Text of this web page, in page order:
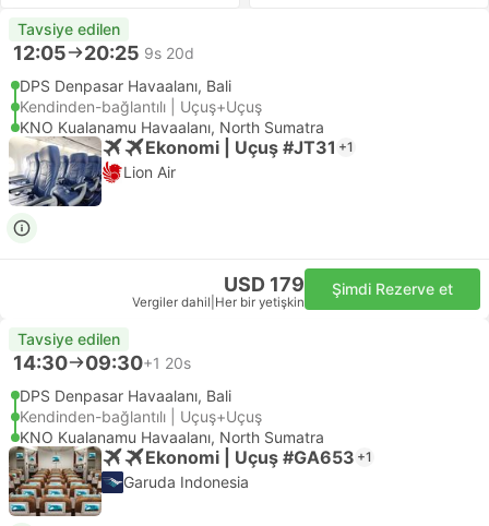
Tavsiye edilen
12:05 20:25 9s 20d
DPS Denpasar Havaalanı, Bali
Kendinden-bağlantılı | Uçuş+Uçuş
KNO Kualanamu Havaalanı, North Sumatra
Ekonomi | Uçuş #JT31 +1
Lion Air
USD 179
Vergiler dahil Her bir yetişkin
Şimdi Rezerve et
Tavsiye edilen
14:30 09:30+1 20s
DPS Denpasar Havaalanı, Bali
Kendinden-bağlantılı | Uçuş+Uçuş
KNO Kualanamu Havaalanı, North Sumatra
Ekonomi | Uçuş #GA653 +1
Garuda Indonesia